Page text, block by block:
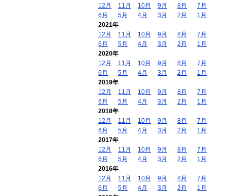
12月
11月 10月 9月 8月
7月
6月
5月 4月 3月 2月
1月
2021年
12月
11月 10月 9月 8月
7月
6月
5月 4月 3月 2月
1月
2020年
12月
11月 10月 9月 8月
7月
6月
5月 4月 3月 2月
1月
2019年
12月
11月 10月 9月 8月
7月
6月
5月 4月 3月 2月
1月
2018年
12月
11月 10月 9月 8月
7月
6月
5月 4月 3月 2月
1月
2017年
12月
11月 10月 9月 8月
7月
6月
5月 4月 3月 2月
1月
2016年
12月
11月 10月 9月 8月
7月
6月
5月 4月 3月 2月
1月